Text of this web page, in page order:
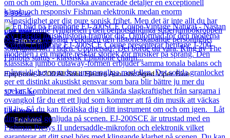
9 995kr
Läs mer
Epiphone
Epiphone J-200 All Solid Electro Acoustic Aged Viper Blue
17 145kr
Läs mer
Epiphone